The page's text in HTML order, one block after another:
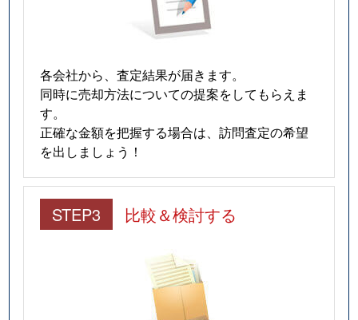
各会社から、査定結果が届きます。
同時に売却方法についての提案をしてもらえま
す。
正確な金額を把握する場合は、訪問査定の希望
を出しましょう！
STEP3 比較＆検討する